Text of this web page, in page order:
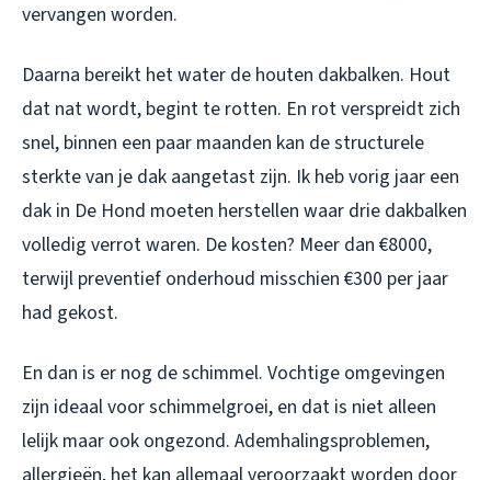
vervangen worden.
Daarna bereikt het water de houten dakbalken. Hout
dat nat wordt, begint te rotten. En rot verspreidt zich
snel, binnen een paar maanden kan de structurele
sterkte van je dak aangetast zijn. Ik heb vorig jaar een
dak in De Hond moeten herstellen waar drie dakbalken
volledig verrot waren. De kosten? Meer dan €8000,
terwijl preventief onderhoud misschien €300 per jaar
had gekost.
En dan is er nog de schimmel. Vochtige omgevingen
zijn ideaal voor schimmelgroei, en dat is niet alleen
lelijk maar ook ongezond. Ademhalingsproblemen,